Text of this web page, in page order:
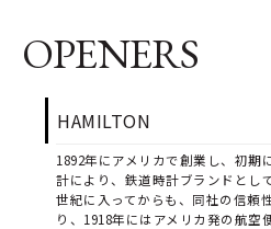
OPENERS
HAMILTON
1892年にアメリカで創業し、初期
計により、鉄道時計ブランドとし
世紀に入ってからも、同社の信頼
り、1918年にはアメリカ発の航空